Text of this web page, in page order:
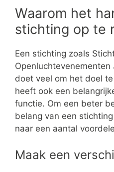
Waarom het
stichting op te
Een stichting zoals
Openluchtevenementen
doet veel om het doel
heeft ook een
functie. Om een beter
belang van een
naar een aantal
Maak een